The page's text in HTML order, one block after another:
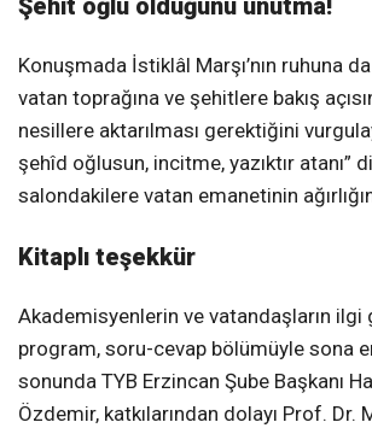
Şehit oğlu olduğunu unutma!
Konuşmada İstiklâl Marşı’nın ruhuna
vatan toprağına ve şehitlere bakış
nesillere aktarılması gerektiğini
şehîd oğlusun, incitme, yazıktır atanı”
salondakilere vatan emanetinin
Kitaplı teşekkür
Akademisyenlerin ve vatandaşların
program, soru-cevap bölümüyle sona
sonunda TYB Erzincan Şube Başkanı
Özdemir, katkılarından dolayı Prof. Dr.